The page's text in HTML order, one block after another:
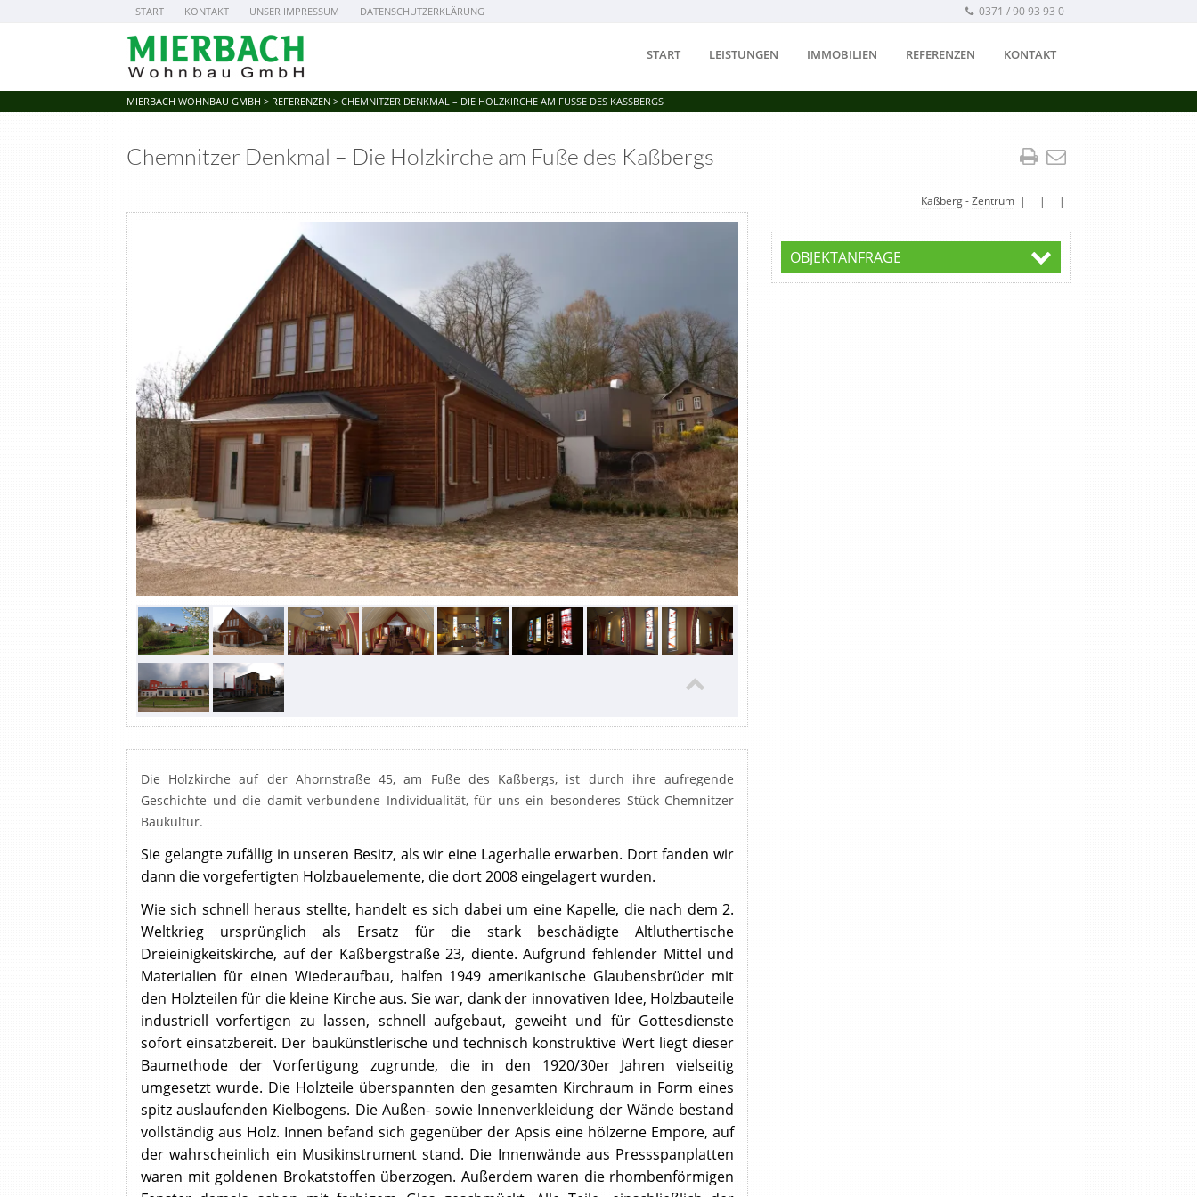
START KONTAKT UNSER IMPRESSUM DATENSCHUTZERKLÄRUNG 0371 / 90 93 93 0
START LEISTUNGEN IMMOBILIEN REFERENZEN KONTAKT
MIERBACH WOHNBAU GMBH > REFERENZEN > CHEMNITZER DENKMAL – DIE HOLZKIRCHE AM FUSSE DES KASSBERGS
Chemnitzer Denkmal – Die Holzkirche am Fuße des Kaßbergs
Kaßberg-Zentrum | | |
Notice: Array to string conversion in /mnt/web402/b2/27/51144427/htdocs/wp-content/themes/bo-
beladomo-child/templates/propertygallery.php on line 39
/mnt/web402/b2/27/51144427/htdocs/wp-content/themes/bo-beladomo-
child/templates/propertygallery.php on line 45
Notice: Array to string conversion in
/mnt/web402/b2/27/51144427/htdocs/wp-content/themes/bo-beladomo-
child/templates/propertygallery.php on line 39Notice: Array to string conversion in
/mnt/web402/b2/27/51144427/htdocs/wp-content/themes/bo-beladomo-
child/templates/propertygallery.php on line 45Notice: Array to string conversion in
/mnt/web402/b2/27/51144427/htdocs/wp-content/themes/bo-beladomo-
child/templates/propertygallery.php on line 39Notice: Array to string conversion in
/mnt/web402/b2/27/51144427/htdocs/wp-content/themes/bo-beladomo-
child/templates/propertygallery.php on line 45
Notice: Array to string conversion in
/mnt/web402/b2/27/51144427/htdocs/wp-content/themes/bo-beladomo-
child/templates/propertygallery.php on line 39Notice: Array to string conversion in
/mnt/web402/b2/27/51144427/htdocs/wp-content/themes/bo-beladomo-
child/templates/propertygallery.php on line 45 Notice: Array to string conversion in
/mnt/web402/b2/27/51144427/htdocs/wp-content/themes/bo-beladomo-
child/templates/propertygallery.php on line 39
Notice: Array to string conversion in
/mnt/web402/b2/27/51144427/htdocs/wp-content/themes/bo-beladomo-
child/templates/propertygallery.php on line 45Notice: Array to string conversion in
/mnt/web402/b2/27/51144427/htdocs/wp-content/themes/bo-beladomo-
child/templates/propertygallery.php on line 39Notice: Array to string conversion in
/mnt/web402/b2/27/51144427/htdocs/wp-content/themes/bo-beladomo-
child/templates/propertygallery.php on line 45
Notice: Array to string conversion in
/mnt/web402/b2/27/51144427/htdocs/wp-content/themes/bo-beladomo-
child/templates/propertygallery.php on line 39Notice: Array to string conversion in
/mnt/web402/b2/27/51144427/htdocs/wp-content/themes/bo-beladomo-
child/templates/propertygallery.php on line 45
/mnt/web402/b2/27/51144427/htdocs/wp-content/themes/bo-beladomo-
child/templates/propertygallery.php on line 45Notice: Array to string conversion in
/mnt/web402/b2/27/51144427/htdocs/wp-content/themes/bo-beladomo-
child/templates/propertygallery.php on line 39Notice: Array to string conversion in
/mnt/web402/b2/27/51144427/htdocs/wp-content/themes/bo-beladomo-
child/templates/propertygallery.php on line 45
child/templates/propertygallery.php on line 39 Notice: Array to string conversion in
/mnt/web402/b2/27/51144427/htdocs/wp-content/themes/bo-beladomo-
child/templates/propertygallery.php on line 45
Die Holzkirche auf der Ahornstraße 45, am Fuße des Kaßbergs, ist durch ihre aufregende
Geschichte und die damit verbundene Individualität, für uns ein besonderes Stück Chemnitzer
Baukultur.
Sie gelangte zufällig in unseren Besitz, als wir eine Lagerhalle erwarben. Dort fanden wir
dann die vorgefertigten Holzbauelemente, die dort 2008 eingelagert wurden.
Wie sich schnell heraus stellte, handelt es sich dabei um eine Kapelle, die nach dem 2.
Weltkrieg ursprünglich als Ersatz für die stark beschädigte Altluthertische
Dreieinigkeitskirche, auf der Kaßbergstraße 23, diente. Aufgrund fehlender Mittel und
Materialien für einen Wiederaufbau, halfen 1949 amerikanische Glaubensbrüder mit
den Holzteilen für die kleine Kirche aus. Sie war, dank der innovativen Idee, Holzbauteile
industriell vorfertigen zu lassen, schnell aufgebaut, geweiht und für Gottesdienste
sofort einsatzbereit. Der baukünstlerische und technisch konstruktive Wert liegt dieser
Baumethode der Vorfertigung zugrunde, die in den 1920/30er Jahren vielseitig
umgesetzt wurde. Die Holzteile überspannten den gesamten Kirchraum in Form eines
spitz auslaufenden Kielbogens. Die Außen- sowie Innenverkleidung der Wände bestand
vollständig aus Holz. Innen befand sich gegenüber der Apsis eine hölzerne Empore, auf
der wahrscheinlich ein Musikinstrument stand. Die Innenwände aus Pressspanplatten
waren mit goldenen Brokatstoffen überzogen. Außerdem waren die rhombenförmigen
OBJEKTANFRAGE